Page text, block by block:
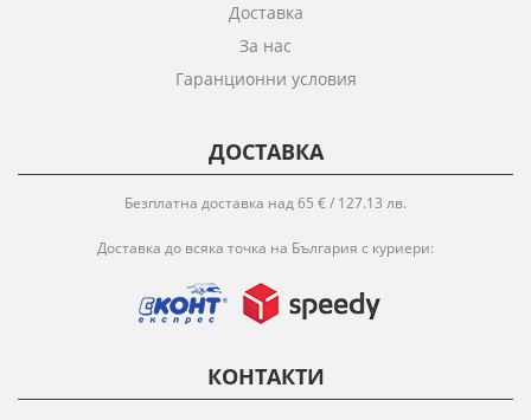
Доставка
За нас
Гаранционни условия
ДОСТАВКА
Безплатна доставка над 65 € / 127.13 лв.
Доставка до всяка точка на България с куриери:
КОНТАКТИ